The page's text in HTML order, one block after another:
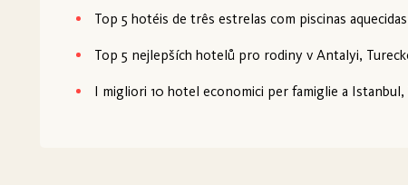
Top 5 hotéis de três estrelas com piscinas
Top 5 nejlepších hotelů pro rodiny v Antalyi,
I migliori 10 hotel economici per famiglie a Istanbul,